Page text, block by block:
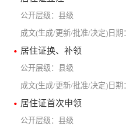
县级
居住证换、补领
县级
居住证首次申领
县级